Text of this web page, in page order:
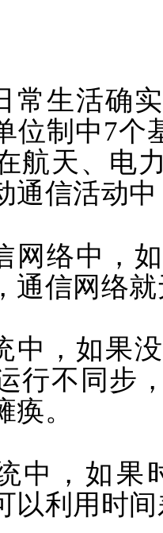
常生活确
位制中7个
航天、电
通信活动
网络中，
通信网络
中，如果
行不同步
。
中，如果
以利用时